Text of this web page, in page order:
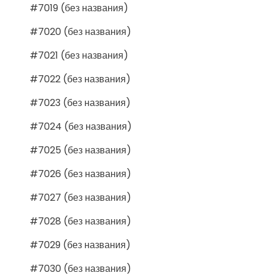
#7019 (без названия)
#7020 (без названия)
#7021 (без названия)
#7022 (без названия)
#7023 (без названия)
#7024 (без названия)
#7025 (без названия)
#7026 (без названия)
#7027 (без названия)
#7028 (без названия)
#7029 (без названия)
#7030 (без названия)